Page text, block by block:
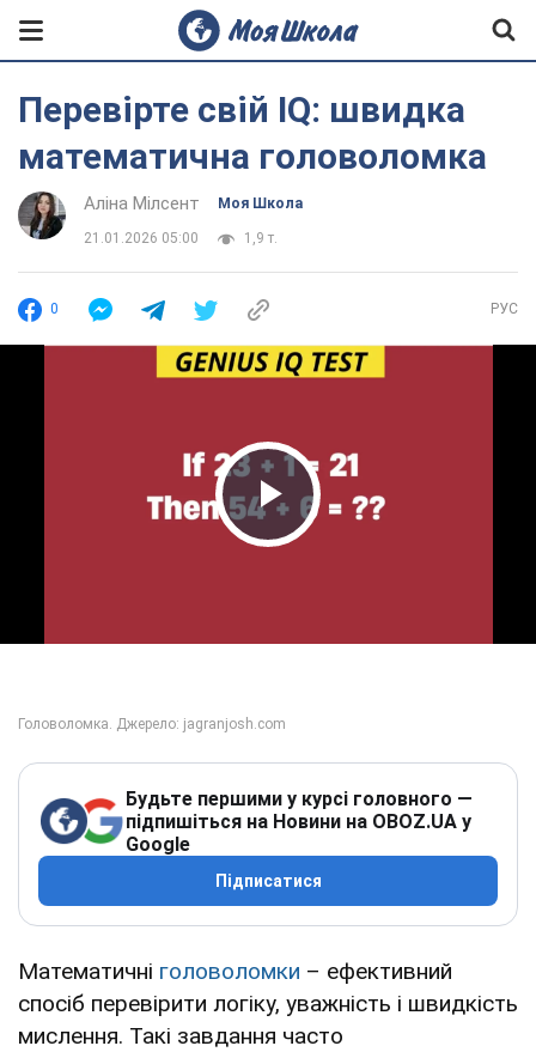
Перевірте свій IQ: швидка
математична головоломка
Аліна Мілсент Моя Школа
21.01.2026 05:00 1,9 т.
0 РУС
Play Video
Будьте першими у курсі головного —
підпишіться на Новини на OBOZ.UA у
Google
Підписатися
Математичні головоломки – ефективний
спосіб перевірити логіку, уважність і швидкість
мислення. Такі завдання часто